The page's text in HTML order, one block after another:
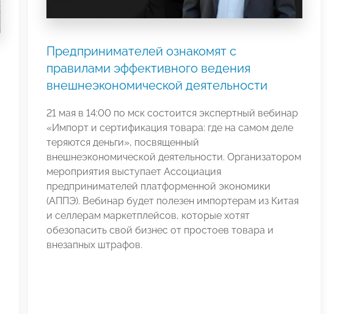
Предпринимателей ознакомят с
правилами эффективного ведения
внешнеэкономической деятельности
21 мая в 14:00 по мск состоится экспертный вебинар
«Импорт и сертификация товара: где на самом деле
теряются деньги», посвященный
внешнеэкономической деятельности. Организатором
мероприятия выступает Ассоциация
предпринимателей платформенной экономики
(АППЭ). Вебинар будет полезен импортерам из Китая
и селлерам маркетплейсов, которые хотят
обезопасить свой бизнес от простоев товара и
внезапных штрафов.